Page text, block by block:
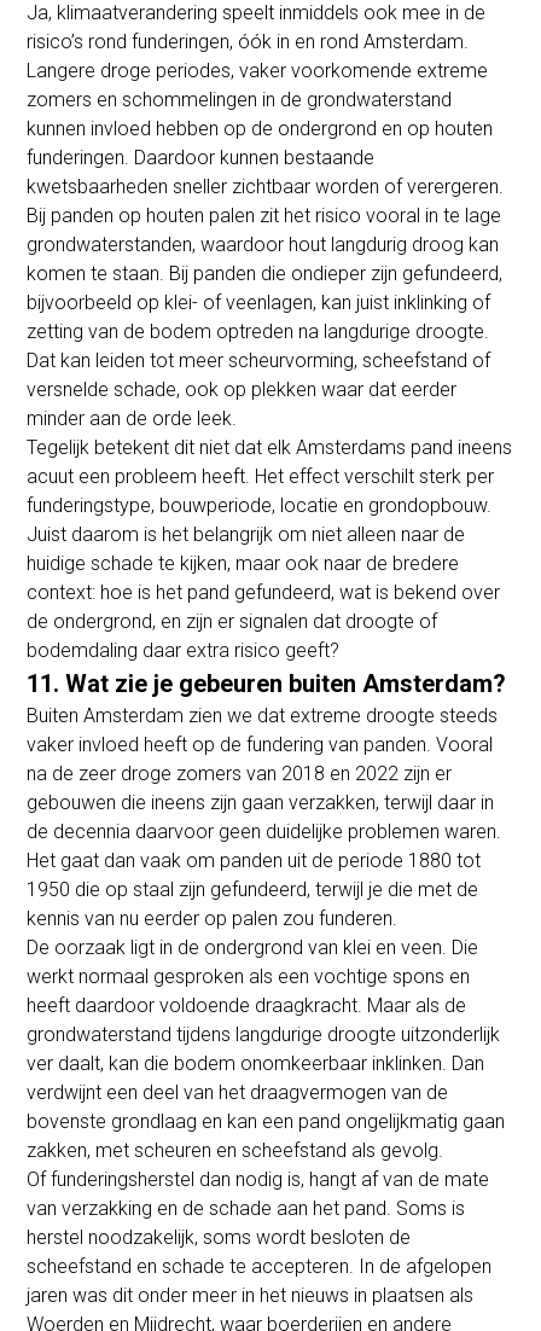
Ja, klimaatverandering speelt inmiddels ook mee in de
risico’s rond funderingen, óók in en rond Amsterdam.
Langere droge periodes, vaker voorkomende extreme
zomers en schommelingen in de grondwaterstand
kunnen invloed hebben op de ondergrond en op houten
funderingen. Daardoor kunnen bestaande
kwetsbaarheden sneller zichtbaar worden of verergeren.
Bij panden op houten palen zit het risico vooral in te lage
grondwaterstanden, waardoor hout langdurig droog kan
komen te staan. Bij panden die ondieper zijn gefundeerd,
bijvoorbeeld op klei- of veenlagen, kan juist inklinking of
zetting van de bodem optreden na langdurige droogte.
Dat kan leiden tot meer scheurvorming, scheefstand of
versnelde schade, ook op plekken waar dat eerder
minder aan de orde leek.
Tegelijk betekent dit niet dat elk Amsterdams pand ineens
acuut een probleem heeft. Het effect verschilt sterk per
funderingstype, bouwperiode, locatie en grondopbouw.
Juist daarom is het belangrijk om niet alleen naar de
huidige schade te kijken, maar ook naar de bredere
context: hoe is het pand gefundeerd, wat is bekend over
de ondergrond, en zijn er signalen dat droogte of
bodemdaling daar extra risico geeft?
11. Wat zie je gebeuren buiten Amsterdam?
Buiten Amsterdam zien we dat extreme droogte steeds
vaker invloed heeft op de fundering van panden. Vooral
na de zeer droge zomers van 2018 en 2022 zijn er
gebouwen die ineens zijn gaan verzakken, terwijl daar in
de decennia daarvoor geen duidelijke problemen waren.
Het gaat dan vaak om panden uit de periode 1880 tot
1950 die op staal zijn gefundeerd, terwijl je die met de
kennis van nu eerder op palen zou funderen.
De oorzaak ligt in de ondergrond van klei en veen. Die
werkt normaal gesproken als een vochtige spons en
heeft daardoor voldoende draagkracht. Maar als de
grondwaterstand tijdens langdurige droogte uitzonderlijk
ver daalt, kan die bodem onomkeerbaar inklinken. Dan
verdwijnt een deel van het draagvermogen van de
bovenste grondlaag en kan een pand ongelijkmatig gaan
zakken, met scheuren en scheefstand als gevolg.
Of funderingsherstel dan nodig is, hangt af van de mate
van verzakking en de schade aan het pand. Soms is
herstel noodzakelijk, soms wordt besloten de
scheefstand en schade te accepteren. In de afgelopen
jaren was dit onder meer in het nieuws in plaatsen als
Woerden en Mijdrecht, waar boerderijen en andere